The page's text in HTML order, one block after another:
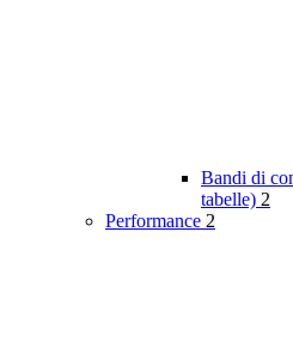
Bandi di
tabelle) 2
Performance 2